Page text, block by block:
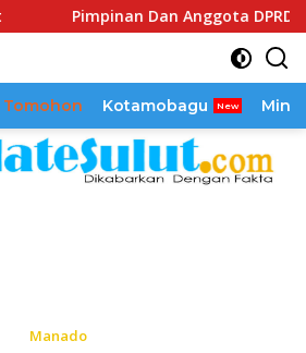
Dan Anggota DPRD Sulut Dapil
Tomohon Kotamobagu
Manado